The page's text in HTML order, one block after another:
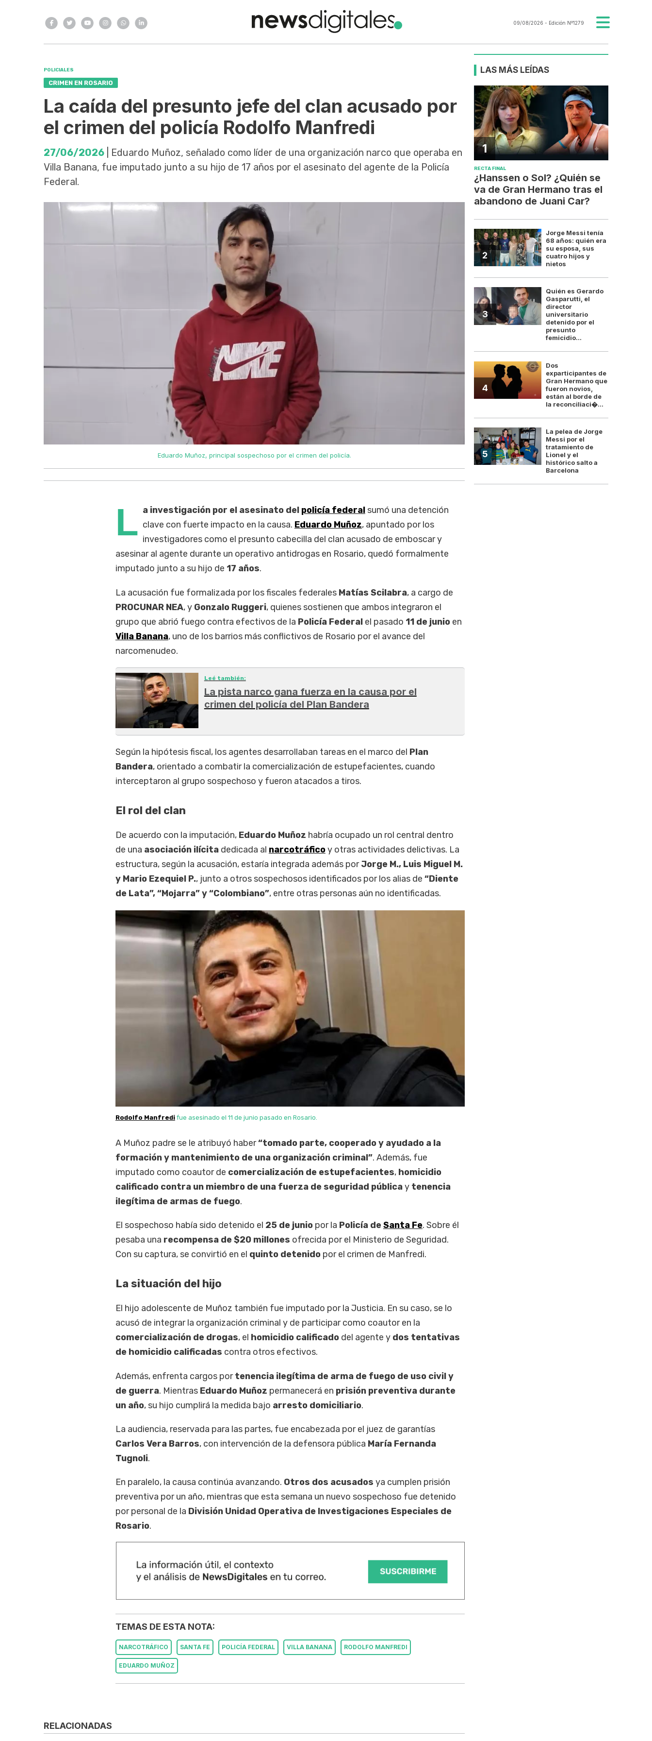
09/08/2026 - Edición Nº1279
POLICIALES
CRIMEN EN ROSARIO
La caída del presunto jefe del clan acusado por
el crimen del policía Rodolfo Manfredi
27/06/2026 | Eduardo Muñoz, señalado como líder de una organización narco que operaba en
Villa Banana, fue imputado junto a su hijo de 17 años por el asesinato del agente de la Policía
Federal.
Eduardo Muñoz, principal sospechoso por el crimen del policía.
L a investigación por el asesinato del policía federal sumó una detención
clave con fuerte impacto en la causa. Eduardo Muñoz, apuntado por los
investigadores como el presunto cabecilla del clan acusado de emboscar y
asesinar al agente durante un operativo antidrogas en Rosario, quedó formalmente
imputado junto a su hijo de 17 años.
La acusación fue formalizada por los fiscales federales Matías Scilabra, a cargo de
PROCUNAR NEA, y Gonzalo Ruggeri, quienes sostienen que ambos integraron el
grupo que abrió fuego contra efectivos de la Policía Federalel pasado 11 de junioen
Villa Banana, uno de los barrios más conflictivos de Rosario por el avance del
narcomenudeo.
Leé también:
La pista narco gana fuerza en la causa por el
crimen del policía del Plan Bandera
Según la hipótesis fiscal, los agentes desarrollaban tareas en el marco del Plan
Bandera, orientado a combatir la comercialización de estupefacientes, cuando
interceptaron al grupo sospechoso y fueron atacados a tiros.
El rol del clan
De acuerdo con la imputación, Eduardo Muñoz habría ocupado un rol central dentro
de una asociación ilícitadedicada al narcotráficoy otras actividades delictivas. La
estructura, según la acusación, estaría integrada además porJorge M., Luis Miguel M.
y Mario Ezequiel P., junto a otros sospechosos identificados por los alias de “Diente
de Lata”, “Mojarra” y “Colombiano”, entre otras personas aún no identificadas.
Rodolfo Manfredifue asesinado el 11 de junio pasado en Rosario.
A Muñoz padre se le atribuyó haber“tomado parte, cooperado y ayudado a la
formación y mantenimiento de una organización criminal”. Además, fue
imputado como coautor de comercialización de estupefacientes, homicidio
calificado contra un miembro de una fuerza de seguridad públicay tenencia
ilegítima de armas de fuego.
El sospechoso había sido detenido el 25 de juniopor la Policía de Santa Fe. Sobre él
pesaba una recompensa de $20 millones ofrecida por el Ministerio de Seguridad.
Con su captura, se convirtió en el quinto detenidopor el crimen de Manfredi.
La situación del hijo
El hijo adolescente de Muñoz también fue imputado por la Justicia. En su caso, se lo
acusó de integrar la organización criminal y de participar como coautor en la
comercialización de drogas, el homicidio calificadodel agente y dos tentativas
de homicidio calificadas contra otros efectivos.
Además, enfrenta cargos portenencia ilegítima de arma de fuego de uso civil y
de guerra. Mientras Eduardo Muñoz permanecerá en prisión preventiva durante
un año, su hijo cumplirá la medida bajo arresto domiciliario.
La audiencia, reservada para las partes, fue encabezada por el juez de garantías
Carlos Vera Barros, con intervención de la defensora pública María Fernanda
Tugnoli.
En paralelo, la causa continúa avanzando. Otros dos acusados ya cumplen prisión
preventiva por un año, mientras que esta semana un nuevo sospechoso fue detenido
por personal de la División Unidad Operativa de Investigaciones Especiales de
Rosario.
TEMAS DE ESTA NOTA:
NARCOTRÁFICO SANTA FE POLICÍA FEDERAL VILLA BANANA RODOLFO MANFREDI
EDUARDO MUÑOZ
RELACIONADAS
LAS MÁS LEÍDAS
1
RECTA FINAL
¿Hanssen o Sol? ¿Quién se
va de Gran Hermano tras el
abandono de Juani Car?
2
Jorge Messi tenía
68 años: quién era
su esposa, sus
cuatro hijos y
nietos
3
Quién es Gerardo
Gasparutti, el
director
universitario
detenido por el
presunto
femicidio...
4
Dos
exparticipantes de
Gran Hermano que
fueron novios,
están al borde de
la reconciliaci�...
5
La pelea de Jorge
Messi por el
tratamiento de
Lionel y el
histórico salto a
Barcelona